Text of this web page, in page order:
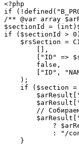
<?php
if
/** @var array
$sectionId =
if ($sectionId >
$rsSection =
        [],
["ID" =>
        false,
["ID",
    );
if ($section
//
?
: "/
    }